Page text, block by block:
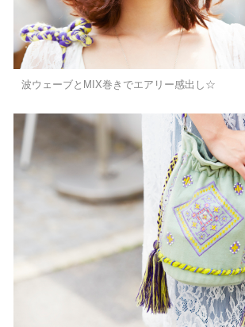
波ウェーブとMIX巻きでエアリー感出し☆